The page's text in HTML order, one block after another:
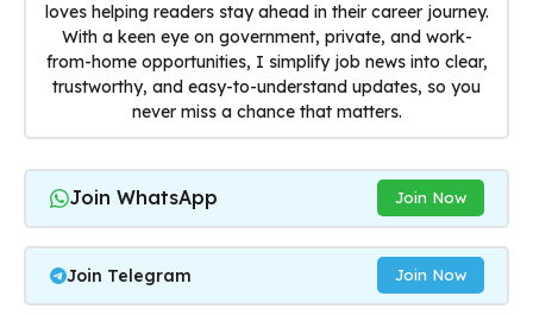
loves helping readers stay ahead in their career journey.
With a keen eye on government, private, and work-
from-home opportunities, I simplify job news into clear,
trustworthy, and easy-to-understand updates, so you
never miss a chance that matters.
Join WhatsApp Join Now
Join Telegram Join Now